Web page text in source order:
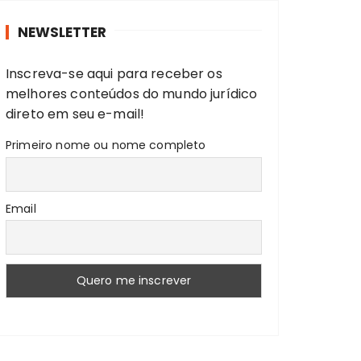
:
NEWSLETTER
Inscreva-se aqui para receber os
melhores conteúdos do mundo jurídico
direto em seu e-mail!
Primeiro nome ou nome completo
Email